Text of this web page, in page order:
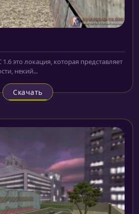
это локация, которая представляет
некий...
Скачать